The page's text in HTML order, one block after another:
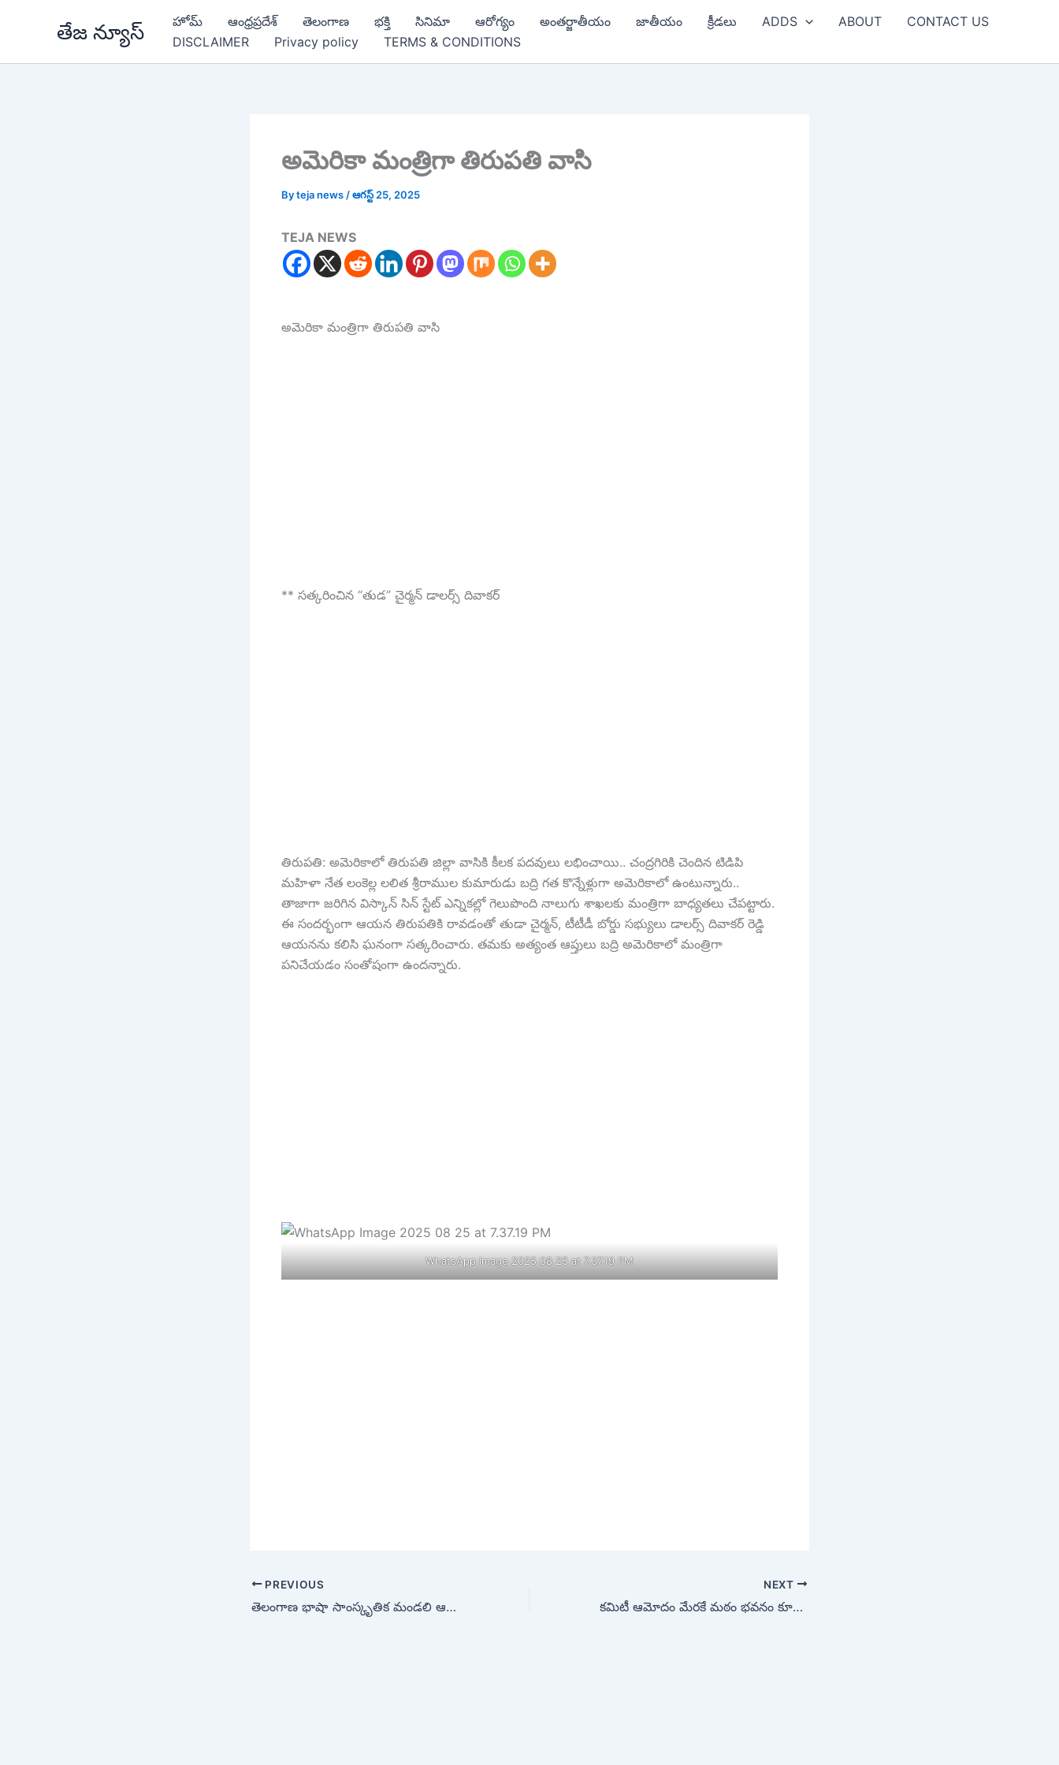
తేజ న్యూస్ హోమ్ ఆంధ్రప్రదేశ్ తెలంగాణ భక్తి సినిమా ఆరోగ్యం అంతర్జాతీయం జాతీయం క్రీడలు ADDS ABOUT
CONTACT US
DISCLAIMER
Privacy policy TERMS & CONDITIONS
అమెరికా మంత్రిగా తిరుపతి వాసి
Byteja news /ఆగస్ట్ 25, 2025
TEJA NEWS
అమెరికా మంత్రిగా తిరుపతి వాసి
** సత్కరించిన “తుడ” చైర్మన్ డాలర్స్ దివాకర్
తిరుపతి: అమెరికాలో తిరుపతి జిల్లా వాసికి కీలక పదవులు లభించాయి.. చంద్రగిరికి చెందిన టిడిపి
మహిళా నేత లంకెల్ల లలిత శ్రీరాముల కుమారుడు బద్రి గత కొన్నేళ్లుగా అమెరికాలో ఉంటున్నారు..
తాజాగా జరిగిన విస్కాన్ సిన్ స్టేట్ ఎన్నికల్లో గెలుపొంది నాలుగు శాఖలకు మంత్రిగా బాధ్యతలు చేపట్టారు.
ఈ సందర్భంగా ఆయన తిరుపతికి రావడంతో తుడా చైర్మన్, టీటీడీ బోర్డు సభ్యులు డాలర్స్ దివాకర్ రెడ్డి
ఆయనను కలిసి ఘనంగా సత్కరించారు. తమకు అత్యంత ఆప్తులు బద్రి అమెరికాలో మంత్రిగా
పనిచేయడం సంతోషంగా ఉందన్నారు.
WhatsApp Image 2025 08 25 at 7.37.19 PM
PREVIOUS
తెలంగాణ భాషా సాంస్కృతిక మండలి ఆధ్వర్యం
NEXT
కమిటీ ఆమోదం మేరకే మఠం భవనం కూల్చివేత